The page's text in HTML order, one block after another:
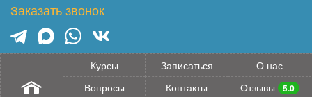
Заказать звонок
Курсы Записаться
О нас
Вопросы
Контакты Отзывы 5.0